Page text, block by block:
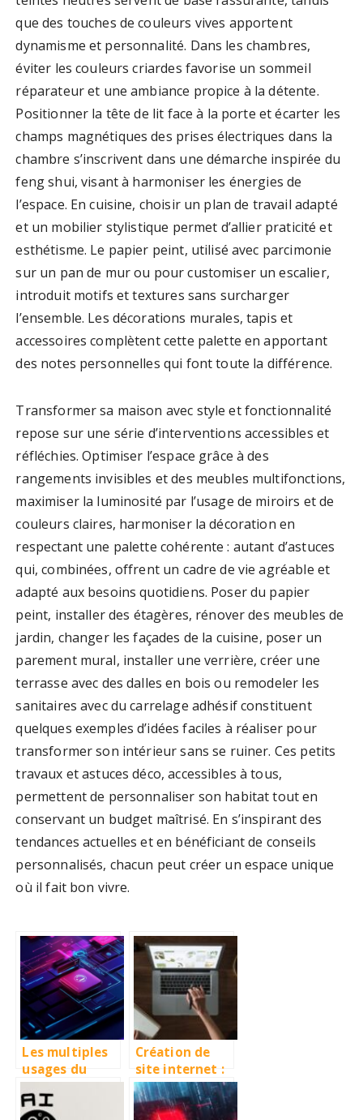
que des touches de couleurs vives apportent
dynamisme et personnalité. Dans les chambres,
éviter les couleurs criardes favorise un sommeil
réparateur et une ambiance propice à la détente.
Positionner la tête de lit face à la porte et écarter les
champs magnétiques des prises électriques dans la
chambre s’inscrivent dans une démarche inspirée du
feng shui, visant à harmoniser les énergies de
l’espace. En cuisine, choisir un plan de travail adapté
et un mobilier stylistique permet d’allier praticité et
esthétisme. Le papier peint, utilisé avec parcimonie
sur un pan de mur ou pour customiser un escalier,
introduit motifs et textures sans surcharger
l’ensemble. Les décorations murales, tapis et
accessoires complètent cette palette en apportant
des notes personnelles qui font toute la différence.
Transformer sa maison avec style et fonctionnalité
repose sur une série d’interventions accessibles et
réfléchies. Optimiser l’espace grâce à des
rangements invisibles et des meubles multifonctions,
maximiser la luminosité par l’usage de miroirs et de
couleurs claires, harmoniser la décoration en
respectant une palette cohérente : autant d’astuces
qui, combinées, offrent un cadre de vie agréable et
adapté aux besoins quotidiens. Poser du papier
peint, installer des étagères, rénover des meubles de
jardin, changer les façades de la cuisine, poser un
parement mural, installer une verrière, créer une
terrasse avec des dalles en bois ou remodeler les
sanitaires avec du carrelage adhésif constituent
quelques exemples d’idées faciles à réaliser pour
transformer son intérieur sans se ruiner. Ces petits
travaux et astuces déco, accessibles à tous,
permettent de personnaliser son habitat tout en
conservant un budget maîtrisé. En s’inspirant des
tendances actuelles et en bénéficiant de conseils
personnalisés, chacun peut créer un espace unique
où il fait bon vivre.
Les multiples
usages du
tiret du 6 en
français et sur
Création de
site internet :
pourquoi faire
appel à un·e